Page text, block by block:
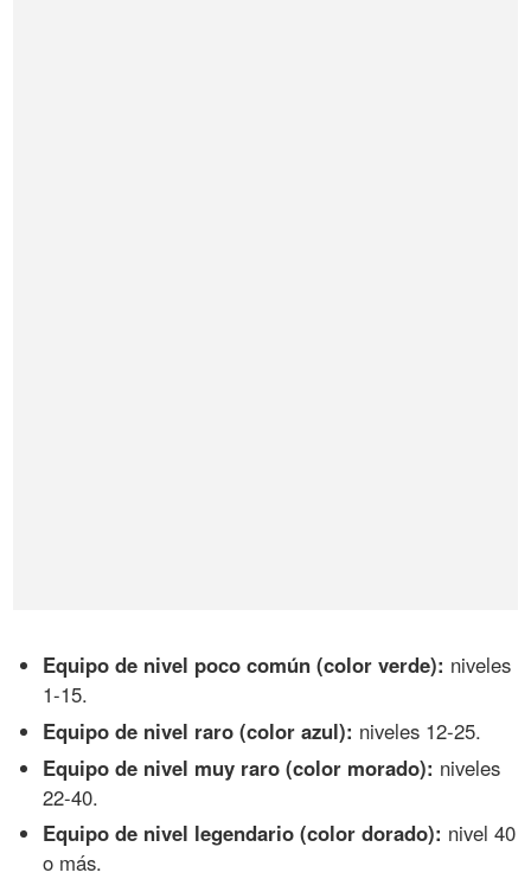
Equipo de nivel poco común (color verde): niveles
1-15.
Equipo de nivel raro (color azul): niveles 12-25.
Equipo de nivel muy raro (color morado): niveles
22-40.
Equipo de nivel legendario (color dorado): nivel 40
o más.